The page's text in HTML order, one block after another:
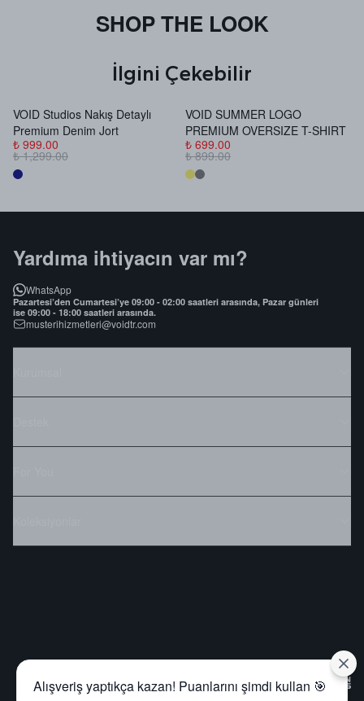
SHOP THE LOOK
İlgini Çekebilir
VOID Studios Nakış Detaylı
Premium Denim Jort
₺ 999.00
₺ 1,299.00
VOID SUMMER LOGO
PREMIUM OVERSIZE T-SHIRT
₺ 699.00
₺ 899.00
Yardıma ihtiyacın var mı?
WhatsApp
Pazartesi’den Cumartesi’ye 09:00 - 02:00 saatleri arasında, Pazar günleri
ise 09:00 - 18:00 saatleri arasında.
musterihizmetleri@voidtr.com
Alışveriş yaptıkça kazan! Puanlarını şimdi kullan 🎯